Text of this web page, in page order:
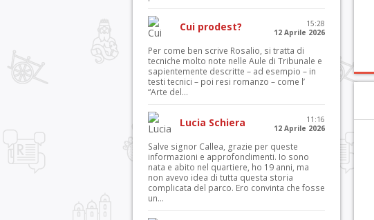
Cui prodest?
15:28
12 Aprile 2026
Per come ben scrive Rosalio, si tratta di
tecniche molto note nelle Aule di Tribunale e
sapientemente descritte – ad esempio – in
testi tecnici – poi resi romanzo – come l’
“Arte del...
Lucia Schiera
11:16
12 Aprile 2026
Salve signor Callea, grazie per queste
informazioni e approfondimenti. Io sono
nata e abito nel quartiere, ho 19 anni, ma
non avevo idea di tutta questa storia
complicata del parco. Ero convinta che fosse
un...